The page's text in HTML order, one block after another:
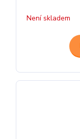
Není skladem